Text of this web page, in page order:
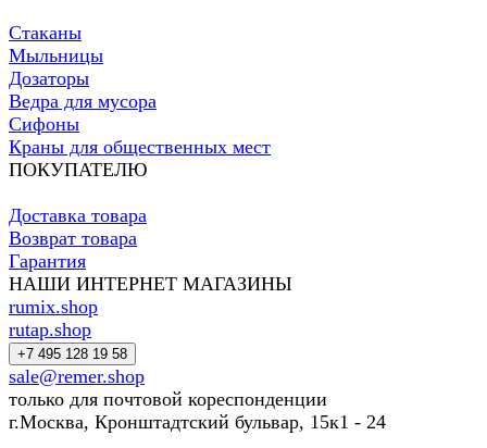
Стаканы
Мыльницы
Дозаторы
Ведра для мусора
Сифоны
Краны для общественных мест
ПОКУПАТЕЛЮ
Доставка товара
Возврат товара
Гарантия
НАШИ ИНТЕРНЕТ МАГАЗИНЫ
rumix.shop
rutap.shop
+7 495 128 19 58
sale@remer.shop
только для почтовой кореспонденции
г.Москва, Кронштадтский бульвар, 15к1 - 24